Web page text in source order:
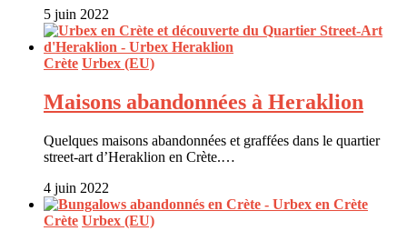
5 juin 2022
Crète Urbex (EU)
Maisons abandonnées à Heraklion
Quelques maisons abandonnées et graffées dans le quartier
street-art d’Heraklion en Crète.…
4 juin 2022
Crète Urbex (EU)